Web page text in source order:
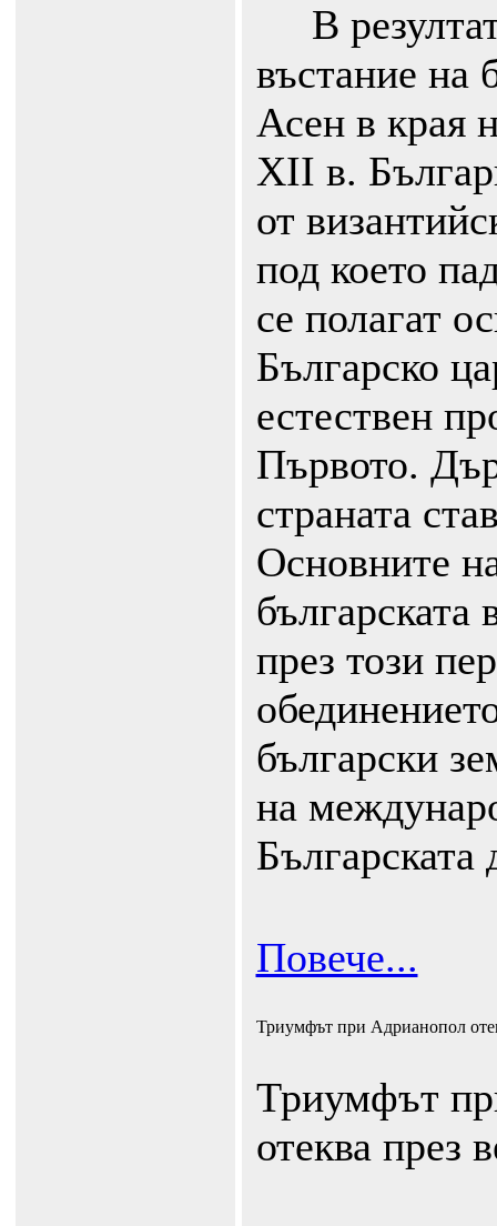
В
въстание на
Асен в края
ХII в.
от
под което
се полагат
Българско
естествен
Първото.
страната
Основните
през този
български
на
Българската
Повече...
Триумфът при Адрианопол
Триумфът
отеква през